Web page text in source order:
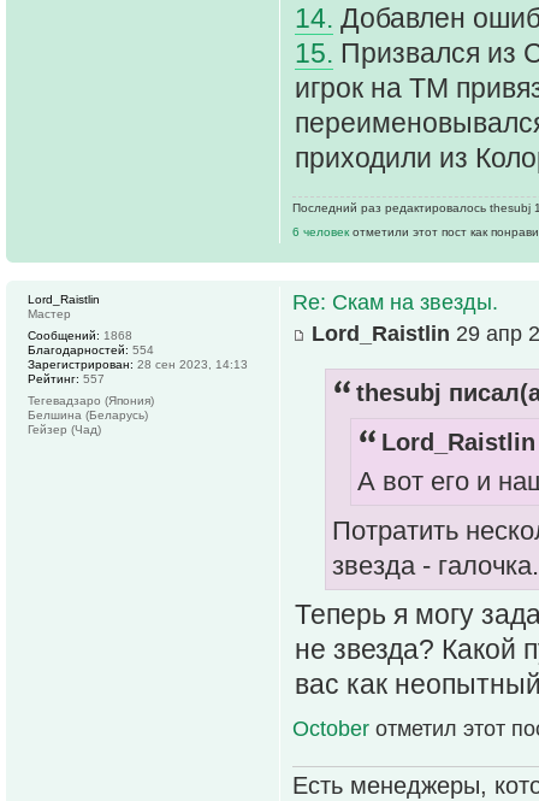
14. Добавлен
15. Призвался из
игрок на ТМ
приходили из
Последний раз редактировалось thesubj
6 человек отметили этот пост как
Re: Скам на звезды.
Lord_Raistlin 29 апр
thesubj
А вот его и
Потратить
звезда - галочка.
Теперь я могу
не звезда? Какой
вас как
October отметил этот
Есть менеджеры,
Lord_Raistlin
Мастер
Сообщений: 1868
Благодарностей: 554
Зарегистрирован: 28 сен 2023, 14:13
Рейтинг: 557
Тегевадзаро (Япония)
Белшина (Беларусь)
Гейзер (Чад)